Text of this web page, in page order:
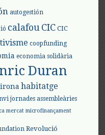
autogestión
calafouCIC CIC
coopfunding
economia solidària
Duran
habitatge
jornades assembleàries
mercat microfinançament
Revolució